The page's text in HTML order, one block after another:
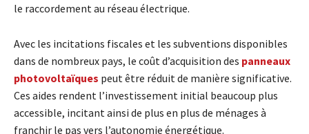
le raccordement au réseau électrique.
Avec les incitations fiscales et les subventions disponibles
dans de nombreux pays, le coût d’acquisition des panneaux
photovoltaïques peut être réduit de manière significative.
Ces aides rendent l’investissement initial beaucoup plus
accessible, incitant ainsi de plus en plus de ménages à
franchir le pas vers l’autonomie énergétique.